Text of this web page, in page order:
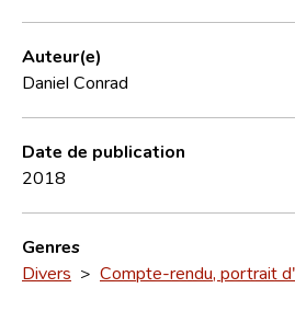
Auteur(e)
Daniel Conrad
Date de publication
2018
Genres
Divers > Compte-rendu, portrait